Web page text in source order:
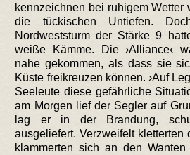
kennzeichnen bei ruhigem Wetter
die tückischen Untiefen.
Nordweststurm der Stärke 9
weiße Kämme. Die ›Alliance‹
nahe gekommen, als dass sie
Küste freikreuzen können. ›Auf
Seeleute diese gefährliche
am Morgen lief der Segler auf
lag er in der Brandung,
ausgeliefert. Verzweifelt kletterten
klammerten sich an den